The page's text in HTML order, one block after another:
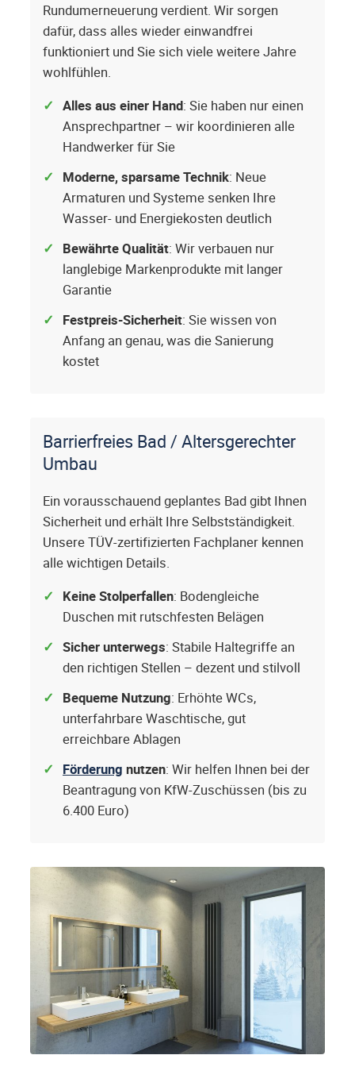
Rundumerneuerung verdient. Wir sorgen
dafür, dass alles wieder einwandfrei
funktioniert und Sie sich viele weitere Jahre
wohlfühlen.
Alles aus einer Hand: Sie haben nur einen
Ansprechpartner – wir koordinieren alle
Handwerker für Sie
Moderne, sparsame Technik: Neue
Armaturen und Systeme senken Ihre
Wasser- und Energiekosten deutlich
Bewährte Qualität: Wir verbauen nur
langlebige Markenprodukte mit langer
Garantie
Festpreis-Sicherheit: Sie wissen von
Anfang an genau, was die Sanierung
kostet
Barrierfreies Bad / Altersgerechter
Umbau
Ein vorausschauend geplantes Bad gibt Ihnen
Sicherheit und erhält Ihre Selbstständigkeit.
Unsere TÜV-zertifizierten Fachplaner kennen
alle wichtigen Details.
Keine Stolperfallen: Bodengleiche
Duschen mit rutschfesten Belägen
Sicher unterwegs: Stabile Haltegriffe an
den richtigen Stellen – dezent und stilvoll
Bequeme Nutzung: Erhöhte WCs,
unterfahrbare Waschtische, gut
erreichbare Ablagen
Förderung nutzen: Wir helfen Ihnen bei der
Beantragung von KfW-Zuschüssen (bis zu
6.400 Euro)